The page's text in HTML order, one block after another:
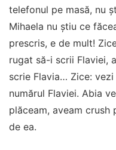
telefonul pe masă, nu
Mihaela nu știu ce
prescris, e de mult!
rugat să-i scrii Flaviei,
scrie Flavia… Zice: vezi
numărul Flaviei. Abia
plăceam, aveam crush
de ea.